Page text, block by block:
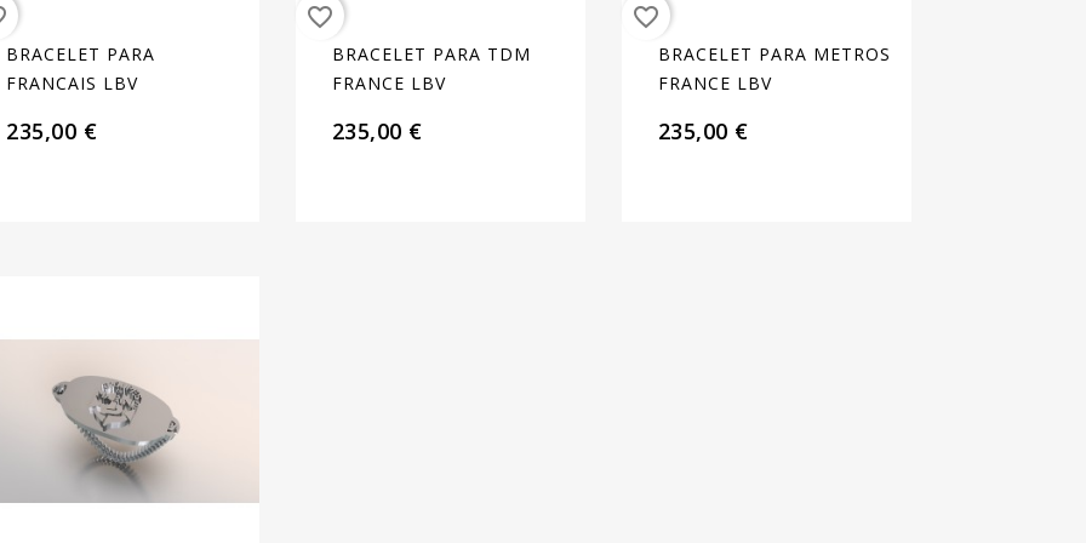
BRACELET PARA
FRANCAIS LBV
235,00 €
favorite_border
BRACELET PARA TDM
FRANCE LBV
235,00 €
favorite_border
BRACELET PARA METROS
FRANCE LBV
235,00 €